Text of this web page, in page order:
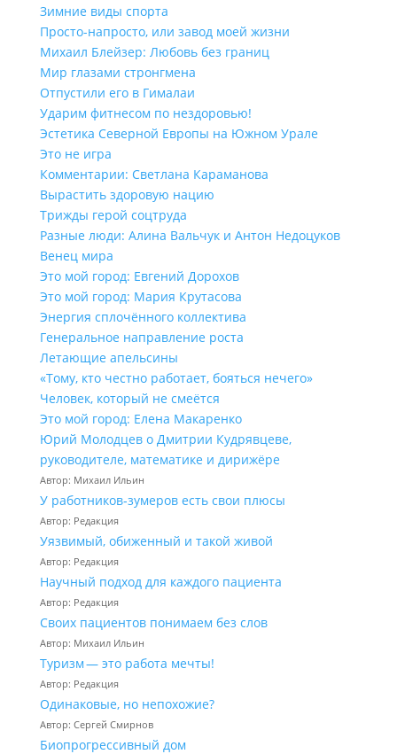
Зимние виды спорта
Просто-напросто, или завод моей жизни
Михаил Блейзер: Любовь без границ
Мир глазами стронгмена
Отпустили его в Гималаи
Ударим фитнесом по нездоровью!
Эстетика Северной Европы на Южном Урале
Это не игра
Комментарии: Светлана Караманова
Вырастить здоровую нацию
Трижды герой соцтруда
Разные люди: Алина Вальчук и Антон Недоцуков
Венец мира
Это мой город: Евгений Дорохов
Это мой город: Мария Крутасова
Энергия сплочённого коллектива
Генеральное направление роста
Летающие апельсины
«Тому, кто честно работает, бояться нечего»
Человек, который не смеётся
Это мой город: Елена Макаренко
Юрий Молодцев о Дмитрии Кудрявцеве,
руководителе, математике и дирижёре
Автор: Михаил Ильин
У работников‑зумеров есть свои плюсы
Автор: Редакция
Уязвимый, обиженный и такой живой
Автор: Редакция
Научный подход для каждого пациента
Автор: Редакция
Своих пациентов понимаем без слов
Автор: Михаил Ильин
Туризм — это работа мечты!
Автор: Редакция
Одинаковые, но непохожие?
Автор: Сергей Смирнов
Биопрогрессивный дом